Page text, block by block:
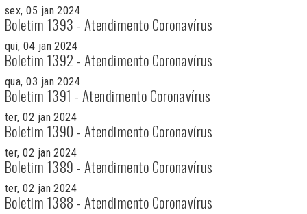
sex, 05 jan 2024
Boletim 1393 - Atendimento Coronavírus
qui, 04 jan 2024
Boletim 1392 - Atendimento Coronavírus
qua, 03 jan 2024
Boletim 1391 - Atendimento Coronavírus
ter, 02 jan 2024
Boletim 1390 - Atendimento Coronavírus
ter, 02 jan 2024
Boletim 1389 - Atendimento Coronavírus
ter, 02 jan 2024
Boletim 1388 - Atendimento Coronavírus